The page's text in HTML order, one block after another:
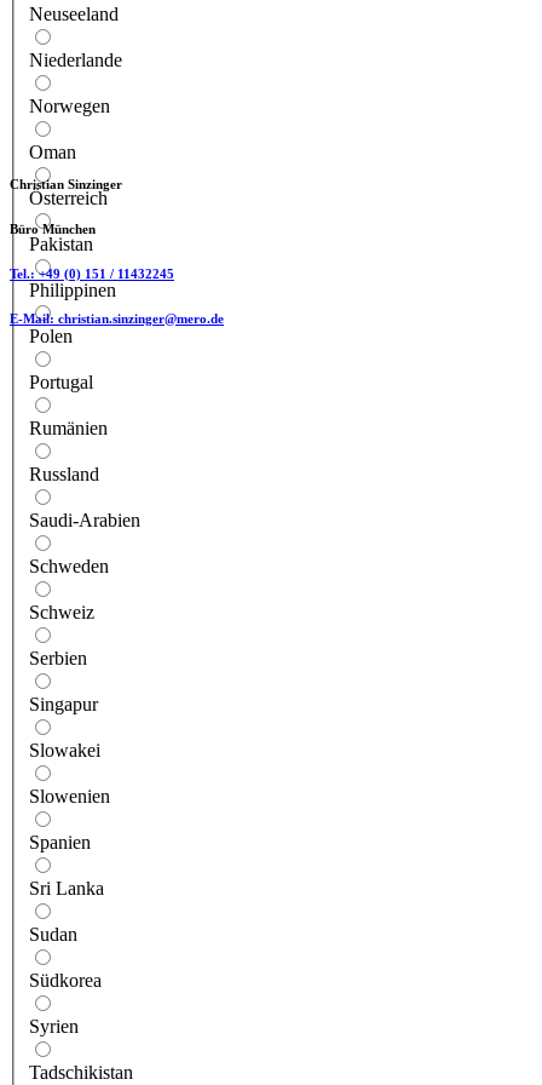
Neuseeland
Niederlande
Norwegen
Oman
Österreich
Pakistan
Philippinen
Polen
Portugal
Rumänien
Russland
Saudi-Arabien
Schweden
Schweiz
Serbien
Singapur
Slowakei
Slowenien
Spanien
Sri Lanka
Sudan
Südkorea
Syrien
Tadschikistan
Christian Sinzinger
Büro München
Tel.:+49 (0) 151 / 11432245
E-Mail: christian.sinzinger@mero.de